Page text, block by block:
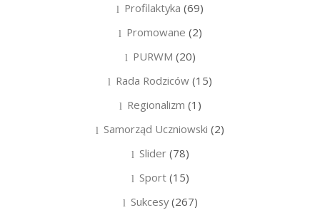
Profilaktyka (69)
Promowane (2)
PURWM (20)
Rada Rodziców (15)
Regionalizm (1)
Samorząd Uczniowski (2)
Slider(78)
Sport(15)
Sukcesy(267)